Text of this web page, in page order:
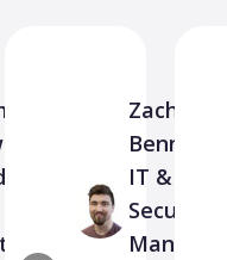
Zachary
Bennett,
IT &
Security
Manager